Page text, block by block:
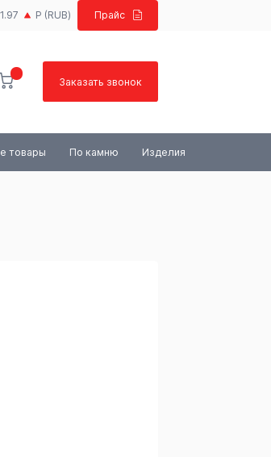
Р (RUB) Прайс
Заказать звонок
товары По камню Изделия